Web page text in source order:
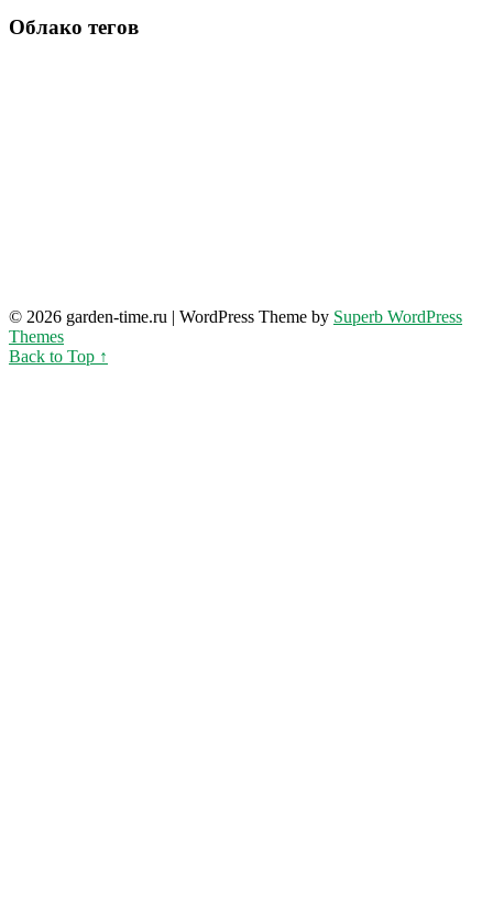
Облако тегов
© 2026 garden-time.ru | WordPress Theme by Superb WordPress
Themes
Back to Top ↑